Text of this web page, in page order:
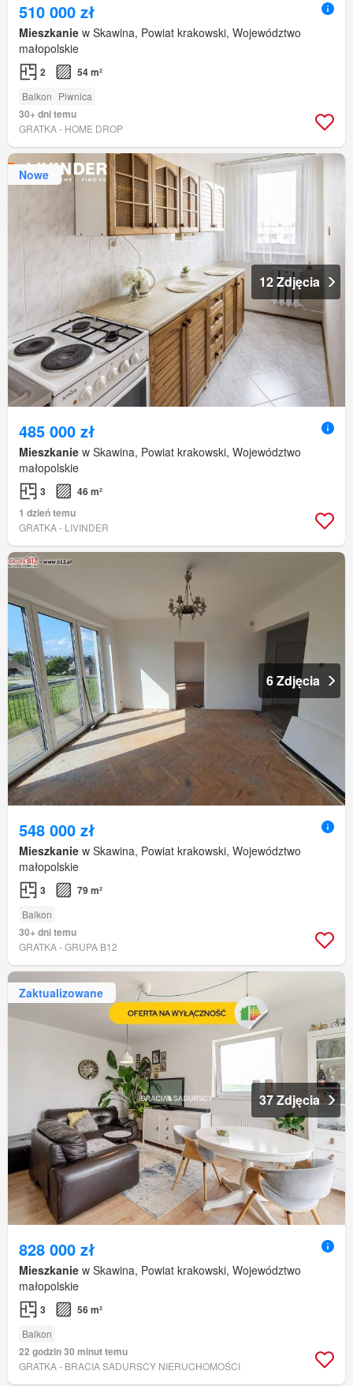
510 000 zł
Mieszkanie w Skawina, Powiat krakowski, Województwo
małopolskie
2 54 m²
Balkon Piwnica
30+ dni temu
GRATKA - HOME DROP
Nowe
12 Zdjęcia
485 000 zł
Mieszkanie w Skawina, Powiat krakowski, Województwo
małopolskie
3
46 m²
1 dzień temu
GRATKA - LIVINDER
6 Zdjęcia
548 000 zł
Mieszkanie w Skawina, Powiat krakowski, Województwo
małopolskie
3 79 m²
Balkon
30+ dni temu
GRATKA - GRUPA B12
Zaktualizowane
37 Zdjęcia
828 000 zł
Mieszkanie w Skawina, Powiat krakowski, Województwo
małopolskie
3 56 m²
Balkon
22 godzin 30 minut temu
GRATKA - BRACIA SADURSCY NIERUCHOMOŚCI